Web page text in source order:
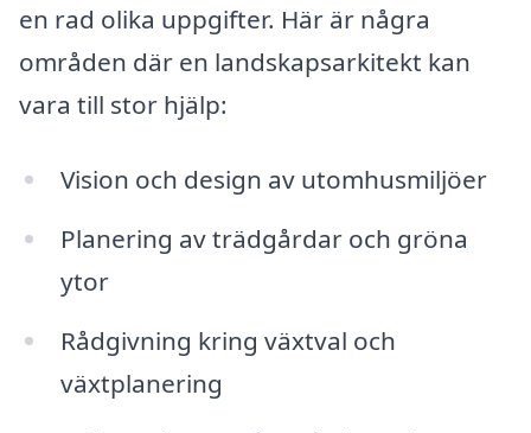
en rad olika uppgifter. Här är några
områden där en landskapsarkitekt kan
vara till stor hjälp:
Vision och design av utomhusmiljöer
Planering av trädgårdar och gröna
ytor
Rådgivning kring växtval och
växtplanering